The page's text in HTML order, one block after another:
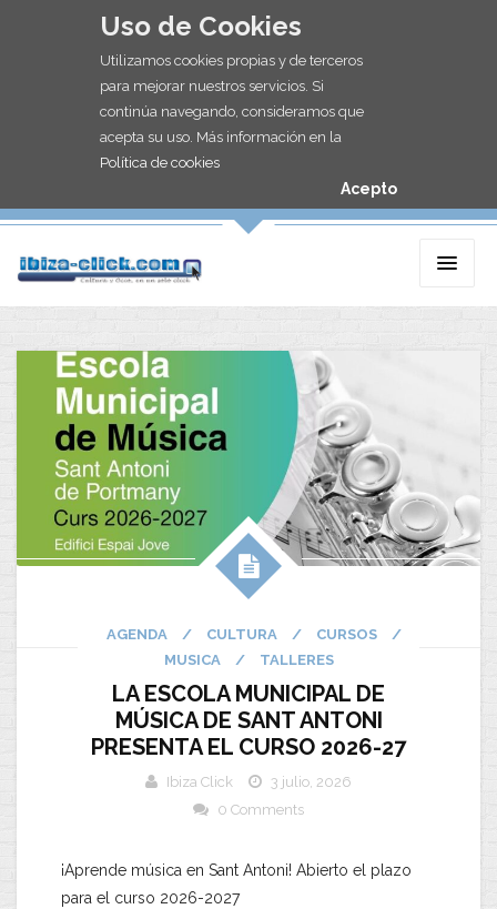
Uso de Cookies
Utilizamos cookies propias y de terceros
para mejorar nuestros servicios. Si
continúa navegando, consideramos que
acepta su uso. Más información en la
Política de cookies
Acepto
AGENDA / CULTURA / CURSOS
/
MUSICA
/ TALLERES
LA ESCOLA MUNICIPAL DE
MÚSICA DE SANT ANTONI
PRESENTA EL CURSO 2026-27
Ibiza Click
3 julio, 2026
0 Comments
¡Aprende música en Sant Antoni! Abierto el plazo
para el curso 2026-2027